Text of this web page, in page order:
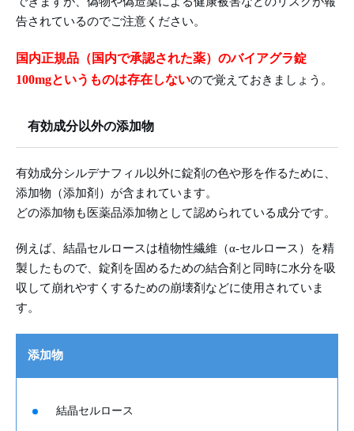
告されているのでご注意ください。
国内正規品（国内で承認された薬）のバイアグラ錠
100mgというものは存在しないので覚えておきましょう。
有効成分以外の添加物
有効成分シルデナフィル以外に錠剤の色や形を作るために、
添加物（添加剤）が含まれています。
どの添加物も医薬品添加物として認められている成分です。
例えば、結晶セルロースは植物性繊維（α-セルロース）を精
製したもので、錠剤を固めるための結合剤と同時に水分を吸
収して崩れやすくするための崩壊剤などに使用されていま
す。
添加物
結晶セルロース